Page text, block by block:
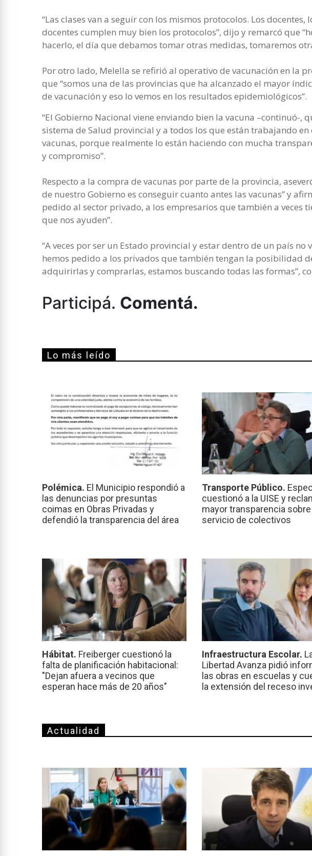
“Las clases van a seguir con los mismos protocolos. Los docentes,
docentes cumplen muy bien los protocolos”, dijo y remarcó que
hacerlo, el día que debamos tomar otras medidas, tomaremos
Por otro lado, Melella se refirió al operativo de vacunación en la
que “somos una de las provincias que ha alcanzado el mayor
de vacunación y eso lo vemos en los resultados epidemiológicos”.
“El Gobierno Nacional viene enviando bien la vacuna –continuó-,
sistema de Salud provincial y a todos los que están trabajando
vacunas, porque realmente lo están haciendo con mucha
y compromiso”.
Respecto a la compra de vacunas por parte de la provincia,
de nuestro Gobierno es conseguir cuanto antes las vacunas” y
pedido al sector privado, a los empresarios que también a veces
que nos ayuden”.
“A veces por ser un Estado provincial y estar dentro de un país no
hemos pedido a los privados que también tengan la posibilidad
adquirirlas y comprarlas, estamos buscando todas las formas”,
Participá. Comentá.
Lo más leído
Polémica. El Municipio respondió a
las denuncias por presuntas
coimas en Obras Privadas y
defendió la transparencia del área
Transporte Público.
cuestionó a la UISE y
mayor transparencia sobre
servicio de colectivos
Hábitat. Freiberger cuestionó la
falta de planificación habitacional:
"Dejan afuera a vecinos que
esperan hace más de 20 años"
Infraestructura Escolar.
Libertad Avanza pidió
las obras en escuelas y
la extensión del receso
Actualidad